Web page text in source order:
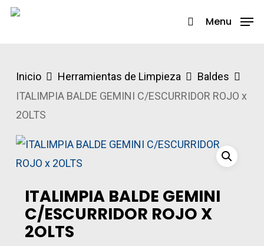
Skip
search
Menu
Inicio Herramientas de Limpieza
Baldes
ITALIMPIA BALDE GEMINI C/ESCURRIDOR ROJO x
2OLTS
ITALIMPIA BALDE GEMINI
C/ESCURRIDOR ROJO X
2OLTS